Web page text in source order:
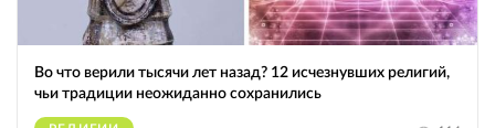
Во что верили тысячи лет назад? 12 исчезнувших религий,
чьи традиции неожиданно сохранились